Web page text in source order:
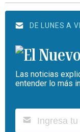
DE LUNES A
Las noticias
entender lo más